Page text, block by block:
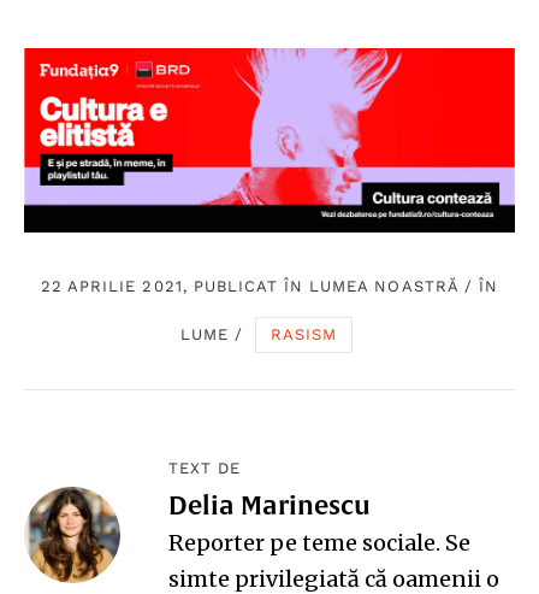
22 APRILIE 2021, PUBLICAT ÎN LUMEA NOASTRĂ / ÎN
LUME / RASISM
TEXT DE
Delia Marinescu
Reporter pe teme sociale. Se
simte privilegiată că oamenii o